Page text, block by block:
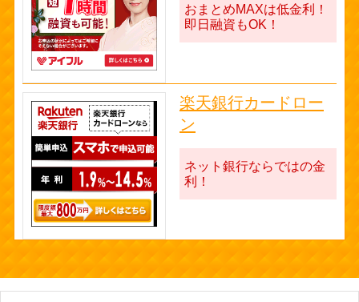
おまとめMAXは低金利！
即日融資もOK！
楽天銀行カードロー
ン
ネット銀行ならではの金
利！